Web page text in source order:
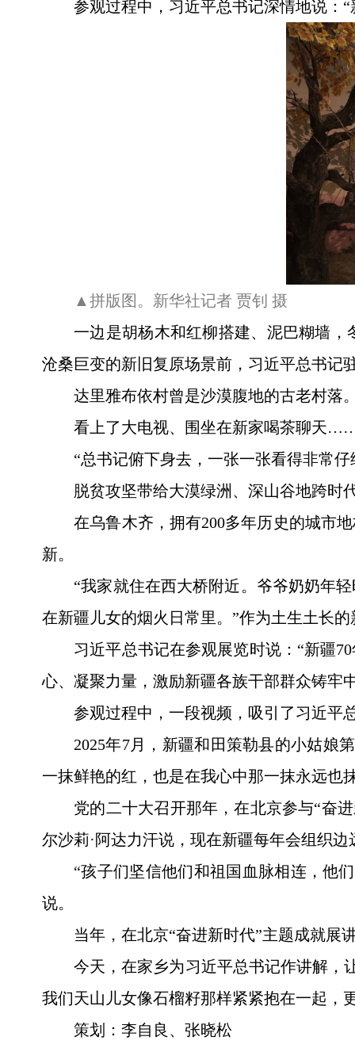
参观过程中，习近平总书记深情地说：
▲拼版图。新华社记者 贾钊 摄
一边是胡杨木和红柳搭建、泥巴糊墙
沧桑巨变的新旧复原场景前，习近平总书记
达里雅布依村曾是沙漠腹地的古老村落
看上了大电视、围坐在新家喝茶聊天
“总书记俯下身去，一张一张看得非常
脱贫攻坚带给大漠绿洲、深山谷地跨时
在乌鲁木齐，拥有200多年历史的城市
新。
“我家就住在西大桥附近。爷爷奶奶年
在新疆儿女的烟火日常里。”作为土生土长
习近平总书记在参观展览时说：“新疆
心、凝聚力量，激励新疆各族干部群众铸牢
参观过程中，一段视频，吸引了习近
2025年7月，新疆和田策勒县的小姑娘
一抹鲜艳的红，也是在我心中那一抹永远也
党的二十大召开那年，在北京参与“奋
尔沙莉·阿达力汗说，现在新疆每年会组织
“孩子们坚信他们和祖国血脉相连，他
说。
当年，在北京“奋进新时代”主题成就展
今天，在家乡为习近平总书记作讲解，
我们天山儿女像石榴籽那样紧紧抱在一起，
策划：李自良、张晓松